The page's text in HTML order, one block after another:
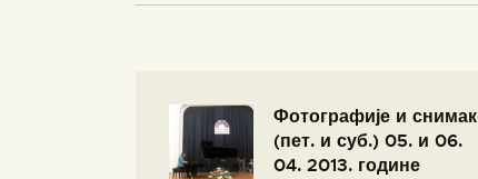
Фотографије и снимак
(пет. и суб.) 05. и 06.
04. 2013. године